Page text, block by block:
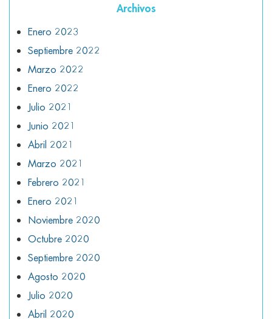
Archivos
Enero 2023
Septiembre 2022
Marzo 2022
Enero 2022
Julio 2021
Junio 2021
Abril 2021
Marzo 2021
Febrero 2021
Enero 2021
Noviembre 2020
Octubre 2020
Septiembre 2020
Agosto 2020
Julio 2020
Abril 2020